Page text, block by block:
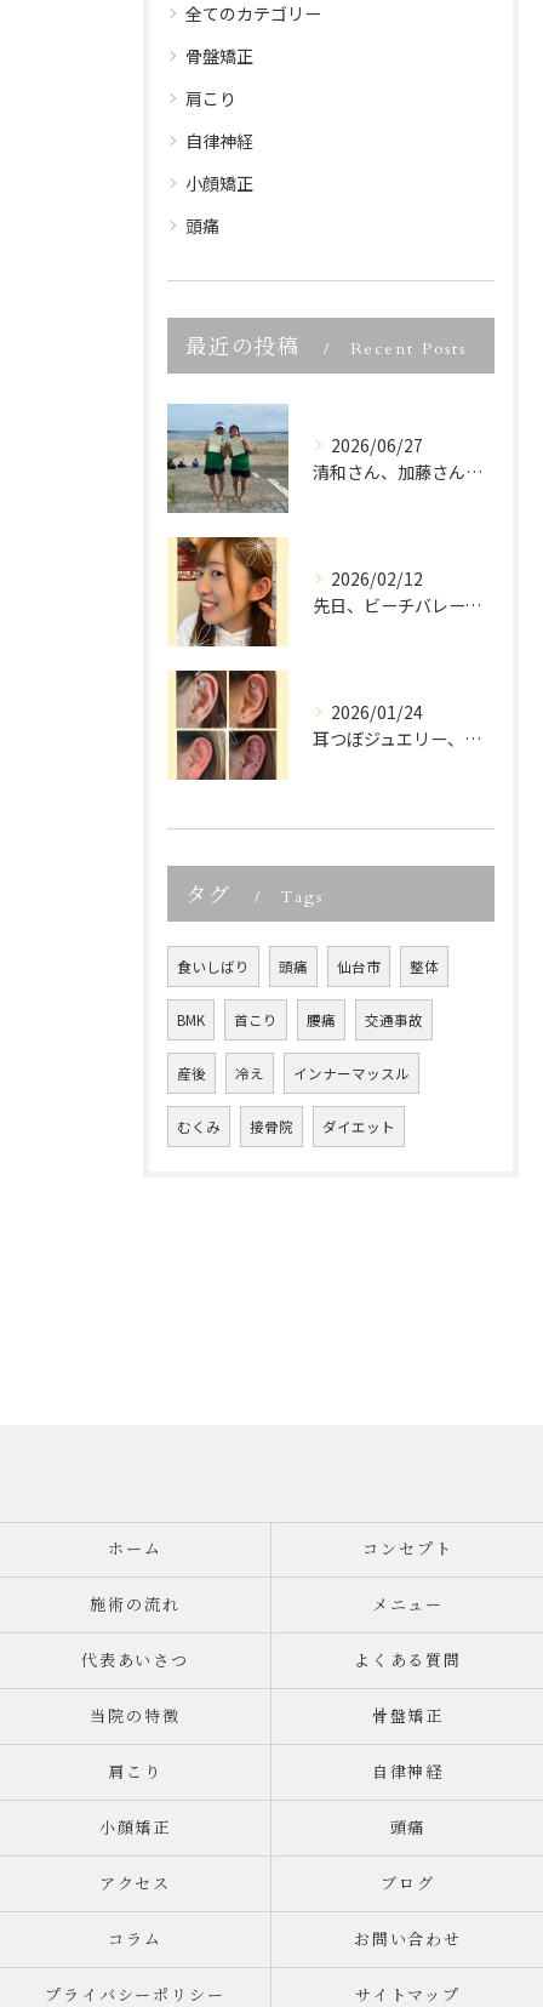
全てのカテゴリー
骨盤矯正
肩こり
自律神経
小顔矯正
頭痛
最近の投稿 Recent Posts
2026/06/27
清和さん、加藤さん、宮城県ビーチバレー大会優勝、本当におめで...
2026/02/12
先日、ビーチバレーでご活躍中の
2026/01/24
耳つぼジュエリー、「可愛いだけでしょ？」って思っていませんか...
タグ Tags
食いしばり 頭痛 仙台市 整体
BMK 首こり 腰痛 交通事故
産後 冷え インナーマッスル
むくみ 接骨院 ダイエット
ホーム コンセプト
施術の流れ メニュー
代表あいさつ よくある質問
当院の特徴 骨盤矯正
肩こり 自律神経
小顔矯正 頭痛
アクセス ブログ
コラム お問い合わせ
プライバシーポリシー サイトマップ